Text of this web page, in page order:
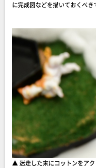
に完成図などを描いておくべき
▲ 迷走した末にコットンをア